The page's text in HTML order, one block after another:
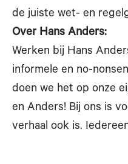
de juiste wet- en
Over Hans Anders:
Werken bij Hans
informele en no-
doen we het op onze
en Anders! Bij ons is
verhaal ook is.